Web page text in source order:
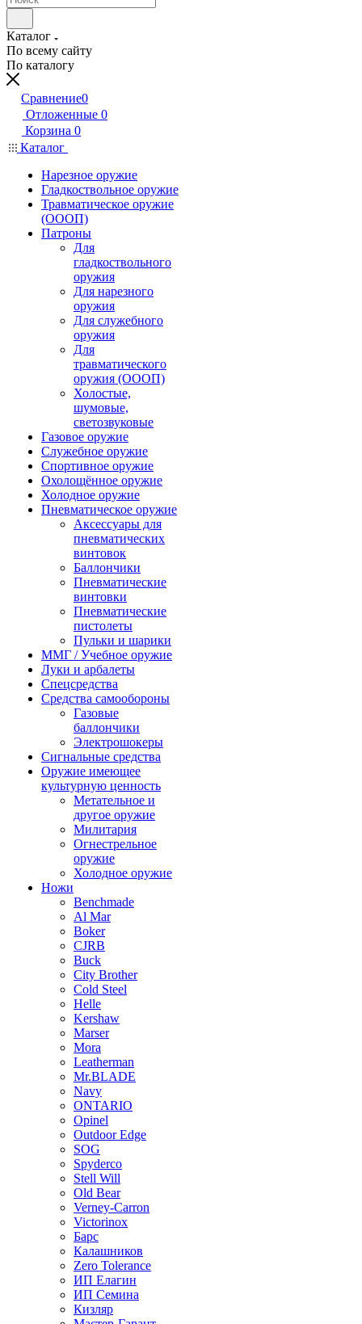
Каталог
По всему сайту
По каталогу
Сравнение0
Отложенные 0
Корзина 0
Каталог
Нарезное оружие
Гладкоствольное оружие
Травматическое оружие
(ОООП)
Патроны
Для
гладкоствольного
оружия
Для нарезного
оружия
Для служебного
оружия
Для
травматического
оружия (ОООП)
Холостые,
шумовые,
светозвуковые
Газовое оружие
Служебное оружие
Спортивное оружие
Охолощённое оружие
Холодное оружие
Пневматическое оружие
Аксессуары для
пневматических
винтовок
Баллончики
Пневматические
винтовки
Пневматические
пистолеты
Пульки и шарики
ММГ / Учебное оружие
Луки и арбалеты
Спецсредства
Средства самообороны
Газовые
баллончики
Электрошокеры
Сигнальные средства
Оружие имеющее
культурную ценность
Метательное и
другое оружие
Милитария
Огнестрельное
оружие
Холодное оружие
Ножи
Benchmade
Al Mar
Boker
CJRB
Buck
City Brother
Cold Steel
Helle
Kershaw
Marser
Mora
Leatherman
Mr.BLADE
Navy
ONTARIO
Opinel
Outdoor Edge
SOG
Spyderco
Stell Will
Old Bear
Verney-Carron
Victorinox
Барс
Калашников
Zero Tolerance
ИП Елагин
ИП Семина
Кизляр